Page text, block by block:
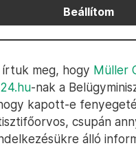
Beállítom
meg, hogy Müller
24.hu-nak a
kapott-e
csupán
álló